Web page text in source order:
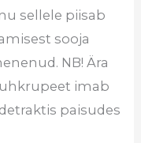
sellele piisab
sooja
NB! Ära
imab
paisudes